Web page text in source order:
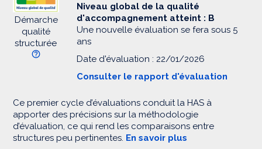
Démarche
qualité
structurée
Niveau global de la qualité
d'accompagnement atteint : B
Une nouvelle évaluation se fera sous 5
ans
Date d'évaluation : 22/01/2026
Consulter le rapport d'évaluation
Ce premier cycle d’évaluations conduit la HAS à
apporter des précisions sur la méthodologie
d’évaluation, ce qui rend les comparaisons entre
structures peu pertinentes. En savoir plus